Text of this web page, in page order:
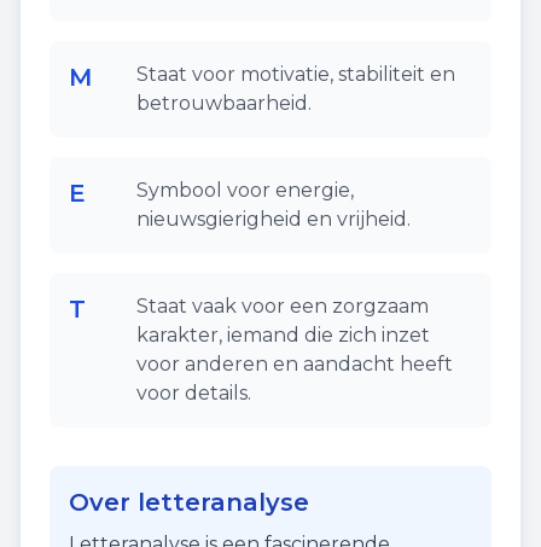
M
Staat voor motivatie, stabiliteit en
betrouwbaarheid.
E
Symbool voor energie,
nieuwsgierigheid en vrijheid.
T
Staat vaak voor een zorgzaam
karakter, iemand die zich inzet
voor anderen en aandacht heeft
voor details.
Over letteranalyse